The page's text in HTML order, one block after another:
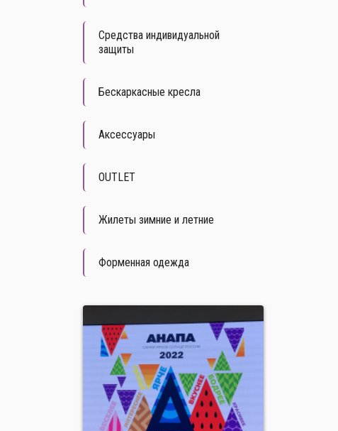
Средства индивидуальной
защиты
Бескаркасные кресла
Аксессуары
OUTLET
Жилеты зимние и летние
Форменная одежда